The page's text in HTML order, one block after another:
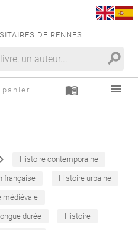
DE RENNES
search
panier menu_book menu
Histoire contemporaine
française Histoire urbaine
médiévale
durée Histoire